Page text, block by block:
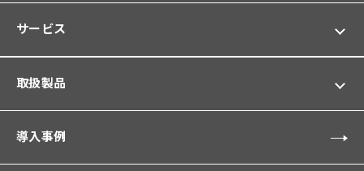
サービス
取扱製品
導入事例